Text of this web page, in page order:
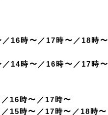
16時〜／17時〜／18時〜
14時〜／16時〜／17時〜
16時〜／17時〜
15時〜／17時〜／18時〜